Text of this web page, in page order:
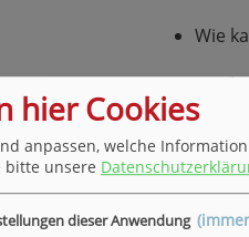
Wie
Wie
Ist es
hier Cookies
anpassen, welche
bitte unsere
dieser Anwendung